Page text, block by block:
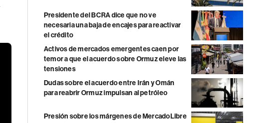
Presidente del BCRA dice que no ve
necesaria una baja de encajes para reactivar
el crédito
Activos de mercados emergentes caen por
temor a que el acuerdo sobre Ormuz eleve las
tensiones
Dudas sobre el acuerdo entre Irán y Omán
para reabrir Ormuz impulsan al petróleo
Presión sobre los márgenes de MercadoLibre